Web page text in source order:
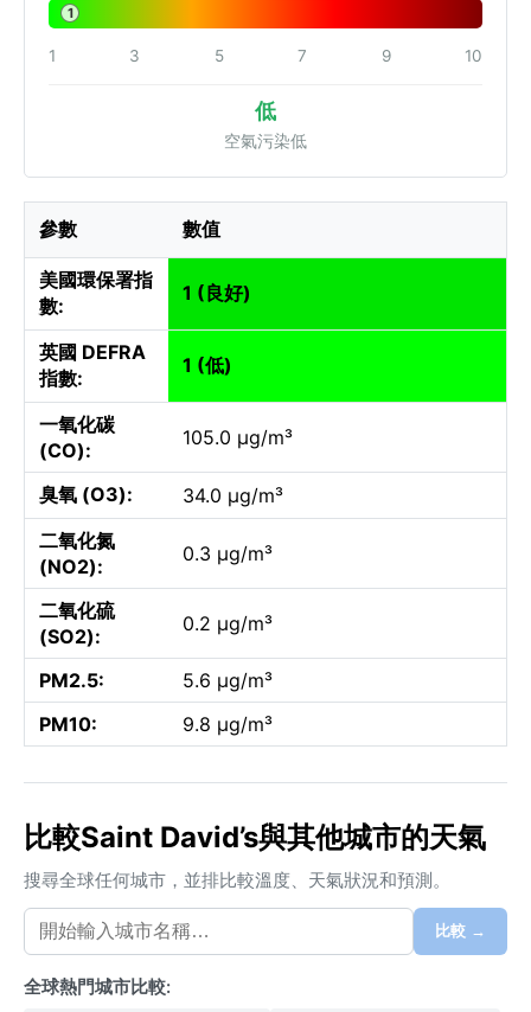
1
1 3 5 7 9 10
低
空氣污染低
參數 數值
美國環保署指
數:
1 (良好)
英國 DEFRA
指數:
1 (低)
一氧化碳
(CO):
105.0 µg/m³
臭氧 (O3):
34.0 µg/m³
二氧化氮
(NO2):
0.3 µg/m³
二氧化硫
(SO2):
0.2 µg/m³
PM2.5:
5.6 µg/m³
PM10:
9.8 µg/m³
比較Saint David’s與其他城市的天氣
搜尋全球任何城市，並排比較溫度、天氣狀況和預測。
比較 →
全球熱門城市比較: